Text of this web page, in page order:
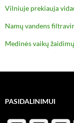
Vilniuje prekiauja
Namų vandens
Medinės vaikų
PASIDALINIMUI